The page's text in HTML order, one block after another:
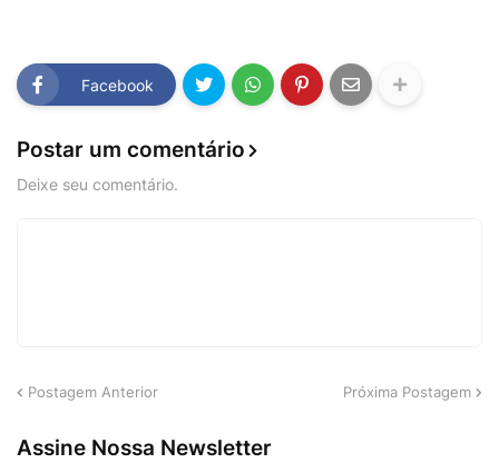
Facebook
Postar um comentário
Deixe seu comentário.
Postagem Anterior Próxima Postagem
Assine Nossa Newsletter